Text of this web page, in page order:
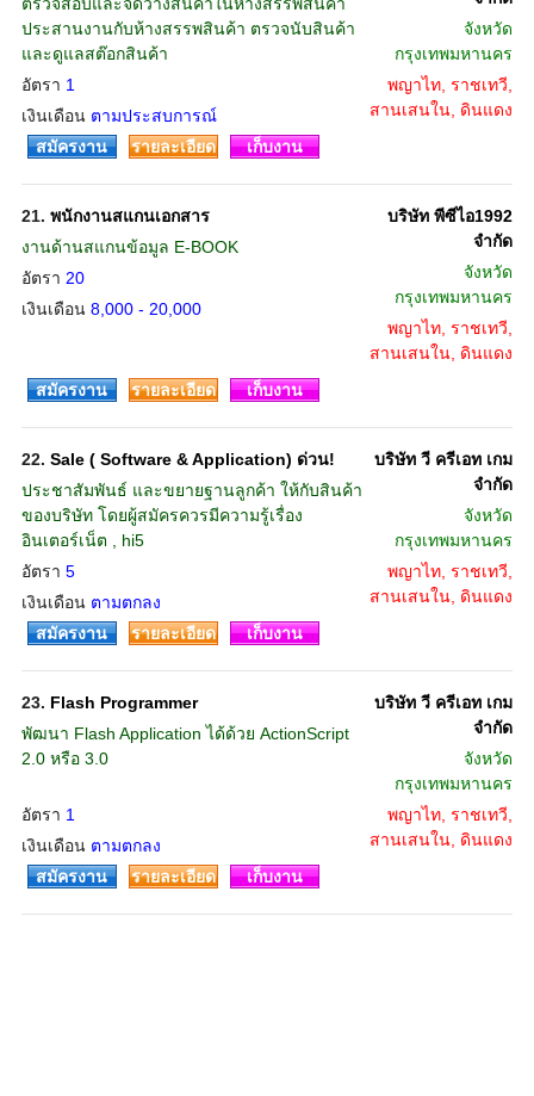
ประสานงานกับห้างสรรพสินค้า ตรวจนับสินค้า
และดูแลสต๊อกสินค้า
อัตรา 1
เงินเดือน ตามประสบการณ์
จังหวัด
กรุงเทพมหานคร
พญาไท, ราชเทวี,
สานเสนใน, ดินแดง
สมัครงาน
รายละเอียด เก็บงาน
21. พนักงานสแกนเอกสาร
งานด้านสแกนข้อมูล E-BOOK
อัตรา 20
เงินเดือน 8,000 - 20,000
บริษัท พีซีไอ1992
จำกัด
จังหวัด
กรุงเทพมหานคร
พญาไท, ราชเทวี,
สานเสนใน, ดินแดง
สมัครงาน
รายละเอียด เก็บงาน
22. Sale ( Software & Application) ด่วน!
ประชาสัมพันธ์ และขยายฐานลูกค้า ให้กับสินค้า
ของบริษัท โดยผู้สมัครควรมีความรู้เรื่อง
อินเตอร์เน็ต , hi5
อัตรา 5
เงินเดือน ตามตกลง
บริษัท วี ครีเอท เกม
จำกัด
จังหวัด
กรุงเทพมหานคร
พญาไท, ราชเทวี,
สานเสนใน, ดินแดง
สมัครงาน
รายละเอียด เก็บงาน
23. Flash Programmer
พัฒนา Flash Application ได้ด้วย ActionScript
2.0 หรือ 3.0
อัตรา 1
เงินเดือน ตามตกลง
บริษัท วี ครีเอท เกม
จำกัด
จังหวัด
กรุงเทพมหานคร
พญาไท, ราชเทวี,
สานเสนใน, ดินแดง
สมัครงาน
รายละเอียด เก็บงาน